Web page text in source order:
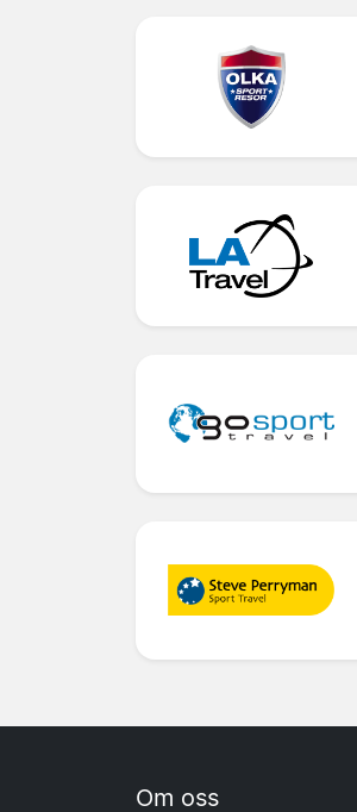
Om oss